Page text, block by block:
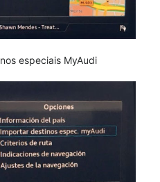
especiais MyAudi